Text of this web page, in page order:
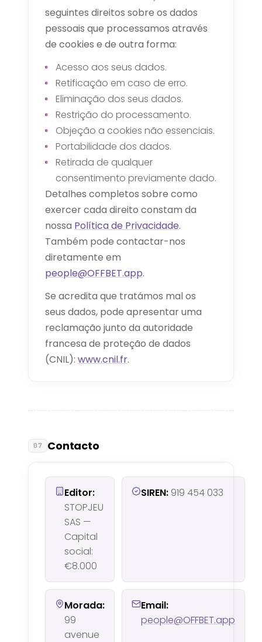
seguintes direitos sobre os dados
pessoais que processamos através
de cookies e de outra forma:
Acesso aos seus dados.
Retificação em caso de erro.
Eliminação dos seus dados.
Restrição do processamento.
Objeção a cookies não essenciais.
Portabilidade dos dados.
Retirada de qualquer
consentimento previamente dado.
Detalhes completos sobre como
exercer cada direito constam da
nossa Política de Privacidade.
Também pode contactar-nos
diretamente em
people@OFFBET.app.
Se acredita que tratámos mal os
seus dados, pode apresentar uma
reclamação junto da autoridade
francesa de proteção de dados
(CNIL): www.cnil.fr.
07 Contacto
Editor:
STOPJEU
SAS —
Capital
social:
€8.000
SIREN: 919 454 033
Morada:
99
avenue
Email:
people@OFFBET.app